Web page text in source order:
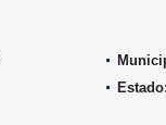
Estado: